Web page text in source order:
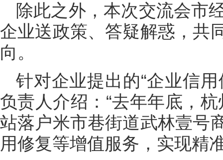
除此之外，本次交流会市
企业送政策、答疑解惑，共
向。
针对企业提出的“企业信
负责人介绍：“去年年底，
站落户米市巷街道武林壹号
用修复等增值服务，实现精